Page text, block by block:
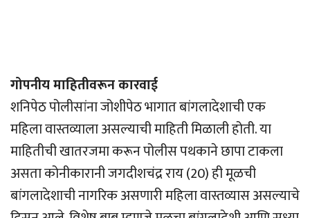
गोपनीय माहितीवरून कारवाई
शनिपेठ पोलीसांना जोशीपेठ भागात बांगलादेशाची एक
महिला वास्तव्याला असल्याची माहिती मिळाली होती. या
माहितीची खातरजमा करून पोलीस पथकाने छापा टाकला
असता कोनीकारानी जगदीशचंद्र राय (20) ही मूळची
बांगलादेशाची नागरिक असणारी महिला वास्तव्यास असल्याचे